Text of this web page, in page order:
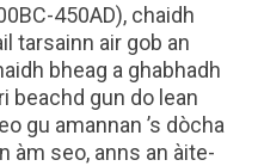
450AD), chaidh
tarsainn air gob an
bheag a ghabhadh
beachd gun do lean
gu amannan ’s dòcha
àm seo, anns an àite-